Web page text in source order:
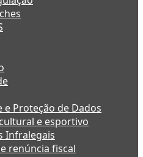
e Proteção de Dados
e esportivo
Infralegais
renúncia fiscal